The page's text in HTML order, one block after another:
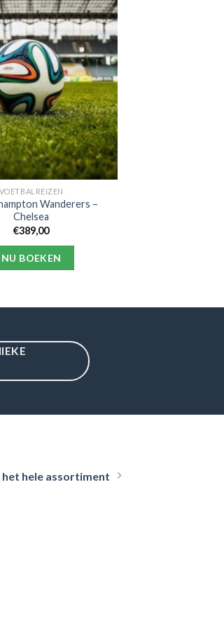
VOETBALREIZEN
Wanderers –
Chelsea
€389,00
NU BOEKEN
het hele assortiment